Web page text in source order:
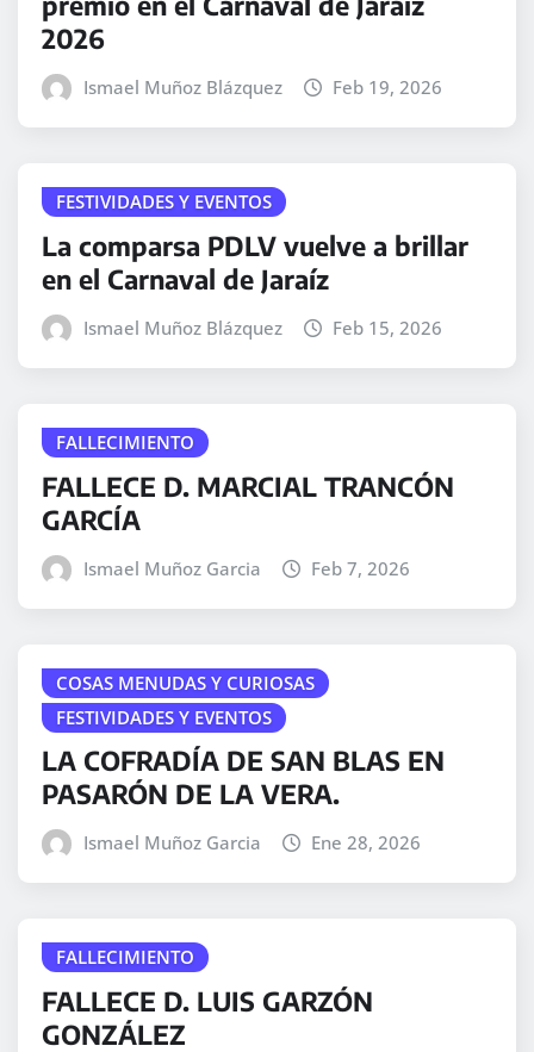
2026
Ismael Muñoz Blázquez Feb 19, 2026
FESTIVIDADES Y EVENTOS
La comparsa PDLV vuelve a brillar
en el Carnaval de Jaraíz
Ismael Muñoz Blázquez Feb 15, 2026
FALLECIMIENTO
FALLECE D. MARCIAL TRANCÓN
GARCÍA
Ismael Muñoz Garcia Feb 7, 2026
COSAS MENUDAS Y CURIOSAS
FESTIVIDADES Y EVENTOS
LA COFRADÍA DE SAN BLAS EN
PASARÓN DE LA VERA.
Ismael Muñoz Garcia Ene 28, 2026
FALLECIMIENTO
FALLECE D. LUIS GARZÓN
GONZÁLEZ